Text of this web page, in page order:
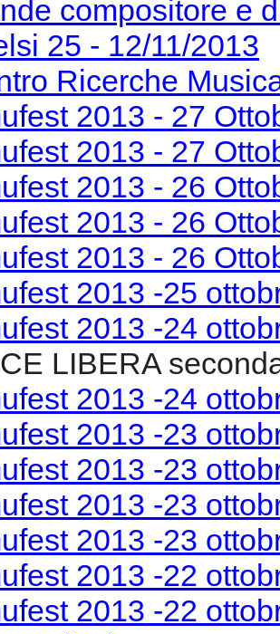
compositore e
25 - 12/11/2013
Ricerche
2013 - 27
2013 - 27
2013 - 26
2013 - 26
2013 - 26
2013 -25
2013 -24
LIBERA
2013 -24
2013 -23
2013 -23
2013 -23
2013 -23
2013 -22
2013 -22